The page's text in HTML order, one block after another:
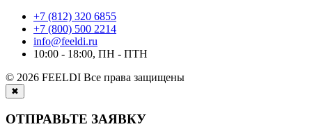
+7 (812) 320 6855
+7 (800) 500 2214
info@feeldi.ru
10:00 - 18:00, ПН - ПТН
© 2026 FEELDI Все права защищены
✖
ОТПРАВЬТЕ ЗАЯВКУ